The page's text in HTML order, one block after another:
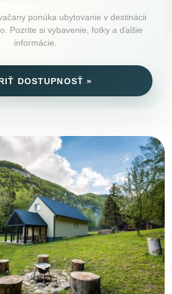
ponúka ubytovanie v destinácii
Pozrite si vybavenie, fotky a ďalšie
informácie.
DOSTUPNOSŤ »